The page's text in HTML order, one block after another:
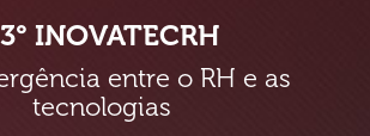
INOVATECRH
entre o RH e as
tecnologias